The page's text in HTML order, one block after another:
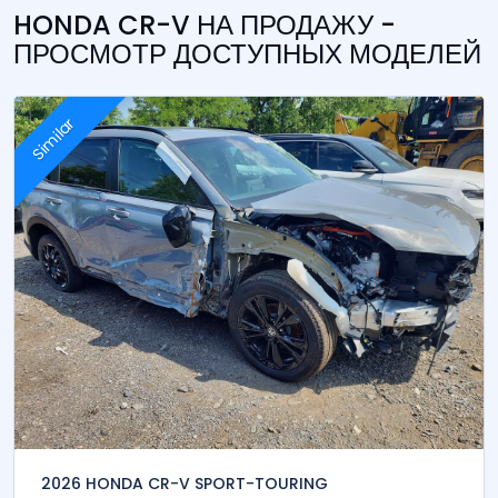
HONDA CR-V НА ПРОДАЖУ -
ПРОСМОТР ДОСТУПНЫХ МОДЕЛЕЙ
Similar
2026 HONDA CR-V SPORT-TOURING